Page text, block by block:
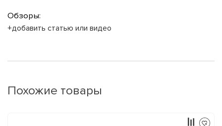
Обзоры:
+добавить статью или видео
Похожие товары